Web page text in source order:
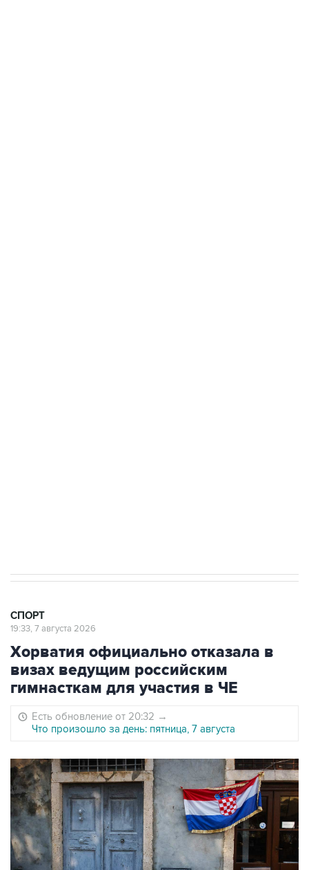
СПОРТ
19:33, 7 августа 2026
Хорватия официально отказала в
визах ведущим российским
гимнасткам для участия в ЧЕ
Есть обновление от 20:32 →
Что произошло за день: пятница, 7 августа